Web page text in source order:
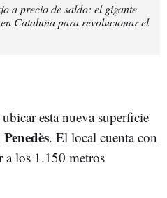
a precio de saldo: el gigante
Cataluña para revolucionar el
esta nueva superficie
. El local cuenta con
a los 1.150 metros